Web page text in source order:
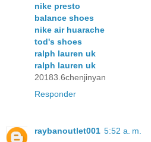
nike presto
balance shoes
nike air huarache
tod's shoes
ralph lauren uk
ralph lauren uk
20183.6chenjinyan
Responder
raybanoutlet001 5:52 a. m.